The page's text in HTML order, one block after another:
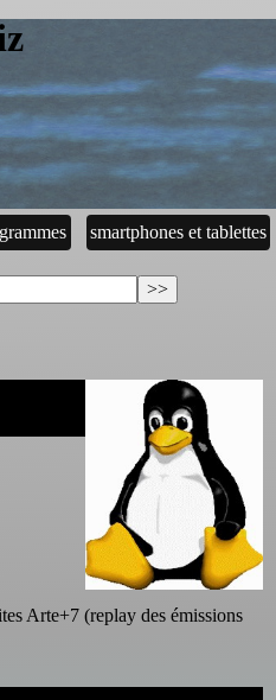
smartphones et tablettes
Arte+7 (replay des émissions